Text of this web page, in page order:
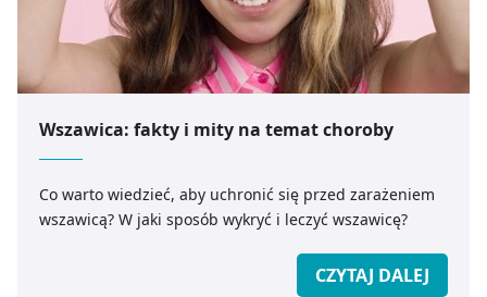
Wszawica: fakty i mity na temat choroby
Co warto wiedzieć, aby uchronić się przed zarażeniem
wszawicą? W jaki sposób wykryć i leczyć wszawicę?
CZYTAJ DALEJ